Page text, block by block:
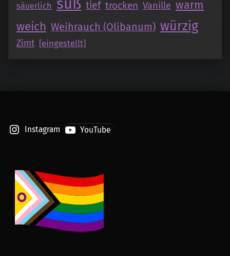
säuerlich süß tief trocken Vanille warm
weich Weihrauch (Olibanum) würzig
Zimt [eingestellt]
Instagram YouTube